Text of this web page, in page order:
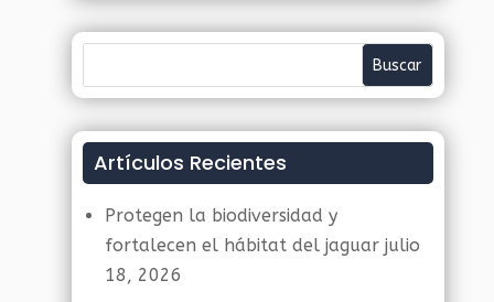
Artículos Recientes
Protegen la biodiversidad y
fortalecen el hábitat del jaguar julio
18, 2026